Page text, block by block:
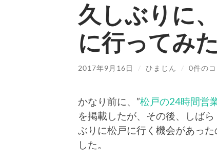
久しぶりに
に行ってみた
2017年9月16日 / ひまじん / 0件の
かなり前に、”松戸の24時間営
を掲載したが、その後、しば
ぶりに松戸に行く機会があっ
した。